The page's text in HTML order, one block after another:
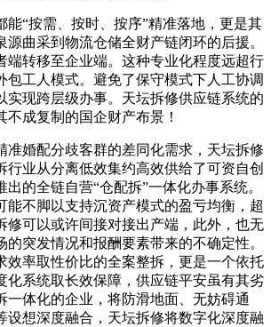
“按需、按时、按序”精准落地，更是其
源曲采到物流仓储全财产链闭环的后援。
端转移至企业端。这种专业化程度远超行
包工人模式。避免了保守模式下人工协调
实现跨层级办事。天坛拆修供应链系统的
不成复制的国企财产布景！
婚配分歧客群的差同化需求，天坛拆修
行业从分离低效集约高效供给了可资自创
的全链自营“仓配拆”一体化办事系统。
能不脚以支持沉资产模式的盈亏均衡，超
修可以或许间接对接出产端，此外，也无
的突发情况和报酬要素带来的不确定性。
效率取性价比的全案整拆，更是一个依托
化系统取长效保障，供应链平安虽有其劣
一体化的企业，将防滑地面、无妨碍通
设想深度融合，天坛拆修将数字化深度融